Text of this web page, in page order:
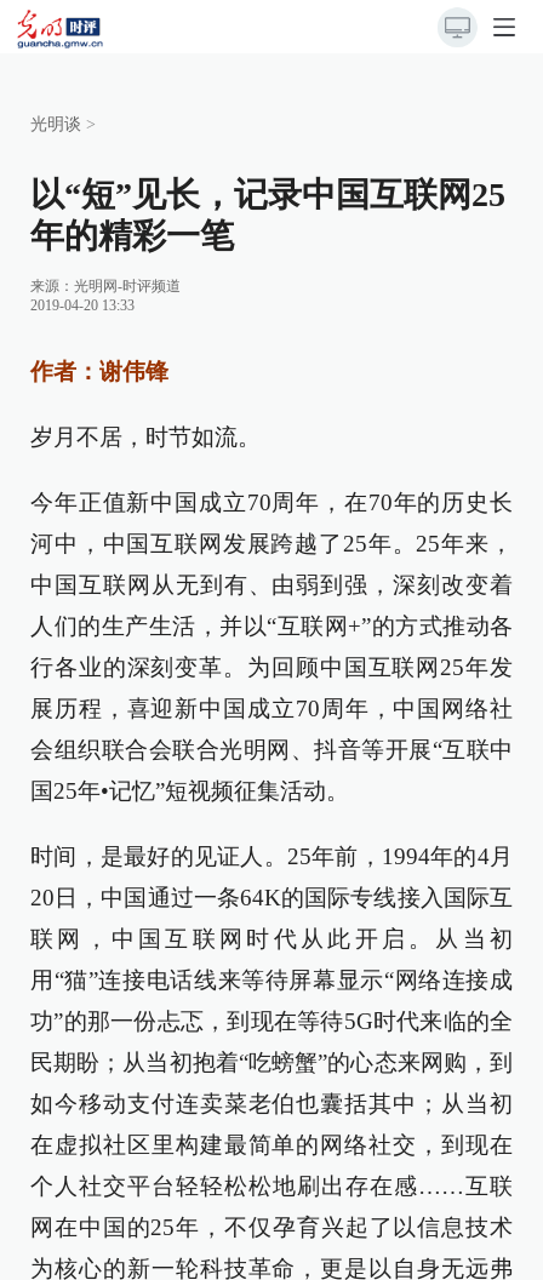
光明谈 >
以“短”见长，记录中国互联网25
年的精彩一笔
来源： 光明网-时评频道
2019-04-20 13:33
作者：谢伟锋
岁月不居，时节如流。
今年正值新中国成立70周年，在70年的历史长
河中，中国互联网发展跨越了25年。25年来，
中国互联网从无到有、由弱到强，深刻改变着
人们的生产生活，并以“互联网+”的方式推动各
行各业的深刻变革。为回顾中国互联网25年发
展历程，喜迎新中国成立70周年，中国网络社
会组织联合会联合光明网、抖音等开展“互联中
国25年•记忆”短视频征集活动。
时间，是最好的见证人。25年前，1994年的4月
20日，中国通过一条64K的国际专线接入国际互
联网，中国互联网时代从此开启。从当初
用“猫”连接电话线来等待屏幕显示“网络连接成
功”的那一份忐忑，到现在等待5G时代来临的全
民期盼；从当初抱着“吃螃蟹”的心态来网购，到
如今移动支付连卖菜老伯也囊括其中；从当初
在虚拟社区里构建最简单的网络社交，到现在
个人社交平台轻轻松松地刷出存在感……互联
网在中国的25年，不仅孕育兴起了以信息技术
为核心的新一轮科技革命，更是以自身无远弗